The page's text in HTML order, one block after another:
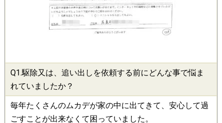
Q1.駆除又は、追い出しを依頼する前にどんな事で悩ま
れていましたか？
毎年たくさんのムカデが家の中に出てきて、安心して過
ごすことが出来なくて困っていました。